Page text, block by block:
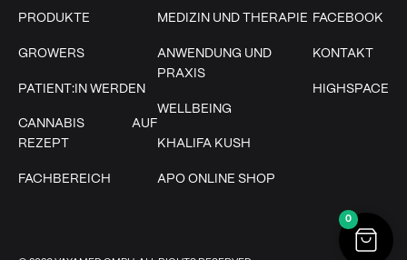
PRODUKTE
GROWERS
PATIENT:IN WERDEN
CANNABIS AUF
REZEPT
FACHBEREICH
MEDIZIN UND THERAPIE
ANWENDUNG UND
PRAXIS
WELLBEING
KHALIFA KUSH
APO ONLINE SHOP
FACEBOOK
KONTAKT
HIGHSPACE
0